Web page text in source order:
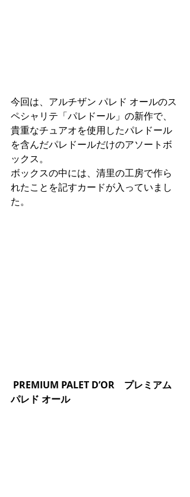
今回は、アルチザン パレド オールのス
ペシャリテ「パレドール」の新作で、
貴重なチュアオを使用したパレドール
を含んだパレドールだけのアソートボ
ックス。
ボックスの中には、清里の工房で作ら
れたことを記すカードが入っていまし
た。
PREMIUM PALET D’OR　プレミアム
パレド オール